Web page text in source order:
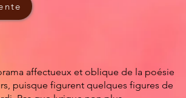
affectueux et oblique de la poésie
puisque figurent quelques figures de